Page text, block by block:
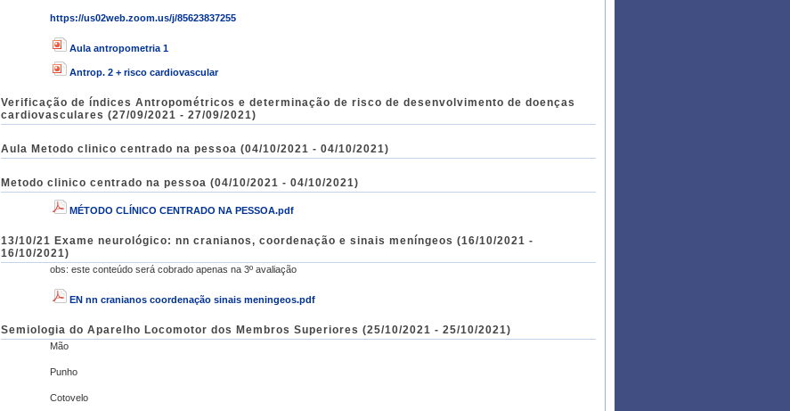
https://us02web.zoom.us/j/85623837255
Aula antropometria 1
Antrop. 2 + risco cardiovascular
Verificação de índices Antropométricos e determinação de risco de desenvolvimento de doenças
cardiovasculares (27/09/2021 - 27/09/2021)
Aula Metodo clinico centrado na pessoa (04/10/2021 - 04/10/2021)
Metodo clinico centrado na pessoa (04/10/2021 - 04/10/2021)
MÉTODO CLÍNICO CENTRADO NA PESSOA.pdf
13/10/21 Exame neurológico: nn cranianos, coordenação e sinais meníngeos (16/10/2021 -
16/10/2021)
obs: este conteúdo será cobrado apenas na 3º avaliação
EN nn cranianos coordenação sinais meningeos.pdf
Semiologia do Aparelho Locomotor dos Membros Superiores (25/10/2021 - 25/10/2021)
Mão
Punho
Cotovelo